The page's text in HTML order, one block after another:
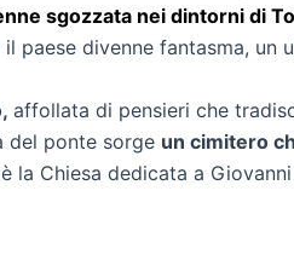
sgozzata nei dintorni di
divenne fantasma, un
affollata di pensieri che
del ponte sorge un cimitero
Chiesa dedicata a